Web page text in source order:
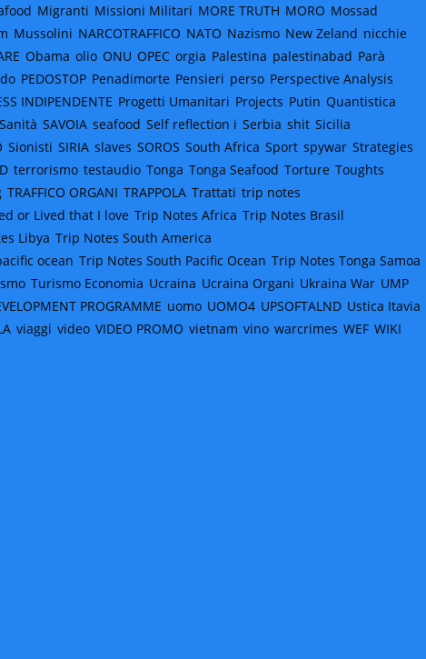
Migranti Missioni Militari MORE TRUTH MORO Mossad
Mussolini NARCOTRAFFICO NATO Nazismo New Zeland nicchie
Obama olio ONU OPEC orgia Palestina palestinabad Parà
PEDOSTOP Penadimorte Pensieri perso Perspective Analysis
INDIPENDENTE Progetti Umanitari Projects Putin Quantistica
Sanità SAVOIA seafood Self reflection i Serbia shit Sicilia
Sionisti SIRIA slaves SOROS South Africa Sport spywar Strategies
terrorismo testaudio Tonga Tonga Seafood Torture Toughts
TRAFFICO ORGANI TRAPPOLA Trattati trip notes
or Lived that I love Trip Notes Africa Trip Notes Brasil
Libya Trip Notes South America
ocean Trip Notes South Pacific Ocean Trip Notes Tonga Samoa
Turismo Economia Ucraina Ucraina Organi Ukraina War UMP
PROGRAMME uomo UOMO4 UPSOFTALND Ustica Itavia
viaggi video VIDEO PROMO vietnam vino warcrimes WEF WIKI